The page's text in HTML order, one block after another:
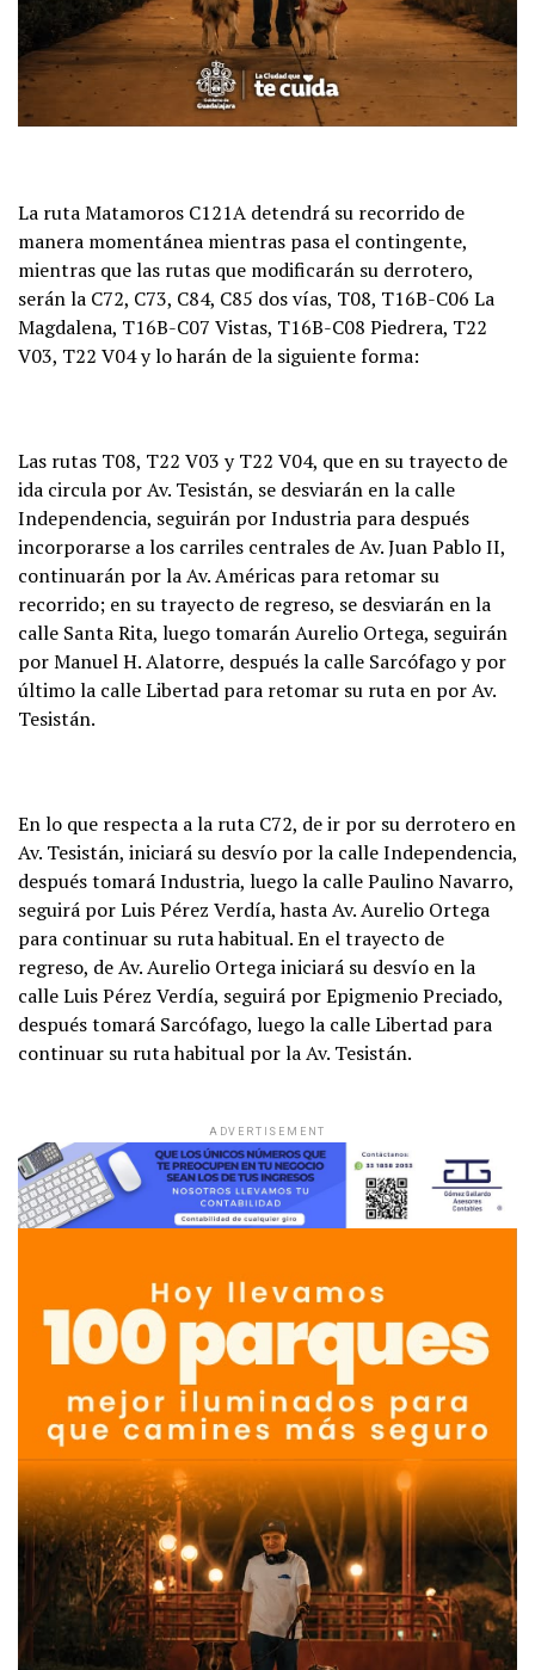
La ruta Matamoros C121A detendrá su recorrido de
manera momentánea mientras pasa el contingente,
mientras que las rutas que modificarán su derrotero,
serán la C72, C73, C84, C85 dos vías, T08, T16B-C06 La
Magdalena, T16B-C07 Vistas, T16B-C08 Piedrera, T22
V03, T22 V04 y lo harán de la siguiente forma:
Las rutas T08, T22 V03 y T22 V04, que en su trayecto de
ida circula por Av. Tesistán, se desviarán en la calle
Independencia, seguirán por Industria para después
incorporarse a los carriles centrales de Av. Juan Pablo II,
continuarán por la Av. Américas para retomar su
recorrido; en su trayecto de regreso, se desviarán en la
calle Santa Rita, luego tomarán Aurelio Ortega, seguirán
por Manuel H. Alatorre, después la calle Sarcófago y por
último la calle Libertad para retomar su ruta en por Av.
Tesistán.
En lo que respecta a la ruta C72, de ir por su derrotero en
Av. Tesistán, iniciará su desvío por la calle Independencia,
después tomará Industria, luego la calle Paulino Navarro,
seguirá por Luis Pérez Verdía, hasta Av. Aurelio Ortega
para continuar su ruta habitual. En el trayecto de
regreso, de Av. Aurelio Ortega iniciará su desvío en la
calle Luis Pérez Verdía, seguirá por Epigmenio Preciado,
después tomará Sarcófago, luego la calle Libertad para
continuar su ruta habitual por la Av. Tesistán.
ADVERTISEMENT